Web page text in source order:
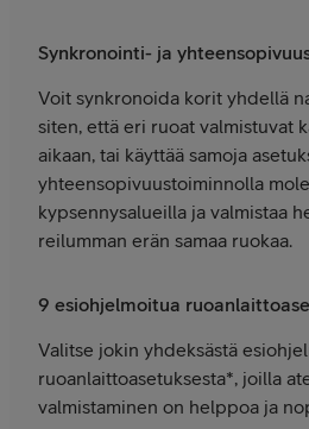
Synkronointi- ja
Voit synkronoida korit yhdellä
siten, että eri ruoat valmistuvat
aikaan, tai käyttää samoja
yhteensopivuustoiminnolla
kypsennysalueilla ja valmistaa
reilumman erän samaa ruokaa.
9 esiohjelmoitua
Valitse jokin yhdeksästä
ruoanlaittoasetuksesta*, joilla
valmistaminen on helppoa ja